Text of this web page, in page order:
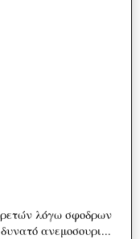
λόγω σφοδρων
ανεμοσουρι...